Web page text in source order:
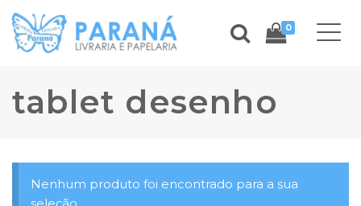
0
tablet desenho
Nenhum produto foi encontrado para a sua